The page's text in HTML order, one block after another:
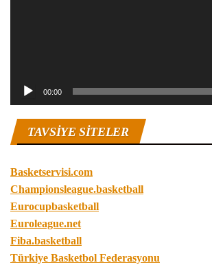
00:00
TAVSIYE SITELER
Basketservisi.com
Championsleague.basketball
Eurocupbasketball
Euroleague.net
Fiba.basketball
Türkiye Basketbol Federasyonu